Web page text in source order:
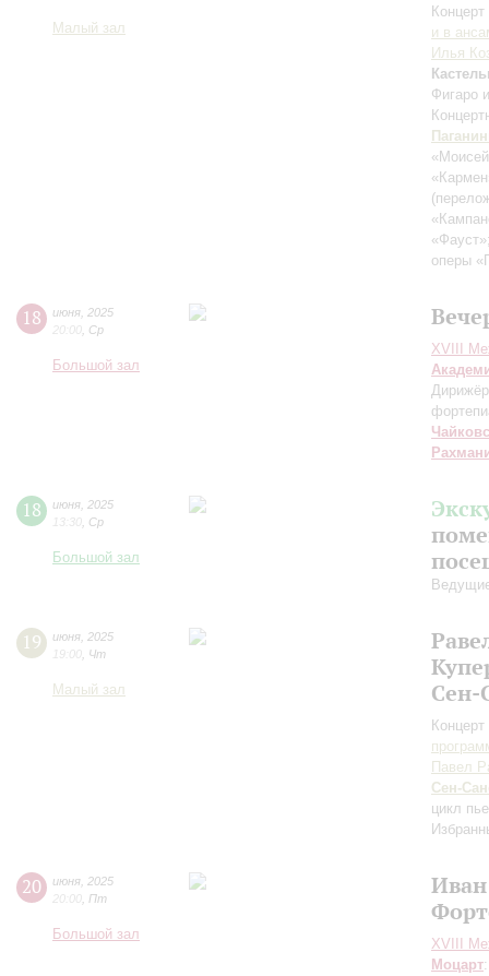
Малый зал
и в
Илья
Фигаро
оперы
18 июня 2025
20:00 Ср
Большой зал
XVIII
18 июня 2025
13:30 Ср
Большой зал
19 июня 2025
19:00 Чт
Малый зал
Сен-
Павел
Сен-
цикл
20 июня 2025
20:00 Пт
Большой зал
Иван
XVIII
Моцарт